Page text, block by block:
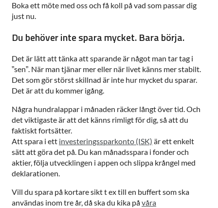
Boka ett möte med oss och få koll på vad som passar dig
just nu.
Du behöver inte spara mycket. Bara börja.
Det är lätt att tänka att sparande är något man tar tag i
”sen”. När man tjänar mer eller när livet känns mer stabilt.
Det som gör störst skillnad är inte hur mycket du sparar.
Det är att du kommer igång.
Några hundralappar i månaden räcker långt över tid. Och
det viktigaste är att det känns rimligt för dig, så att du
faktiskt fortsätter.
Att spara i ett investeringssparkonto (ISK) är ett enkelt
sätt att göra det på. Du kan månadsspara i fonder och
aktier, följa utvecklingen i appen och slippa krångel med
deklarationen.
Vill du spara på kortare sikt t ex till en buffert som ska
användas inom tre år, då ska du kika påvåra